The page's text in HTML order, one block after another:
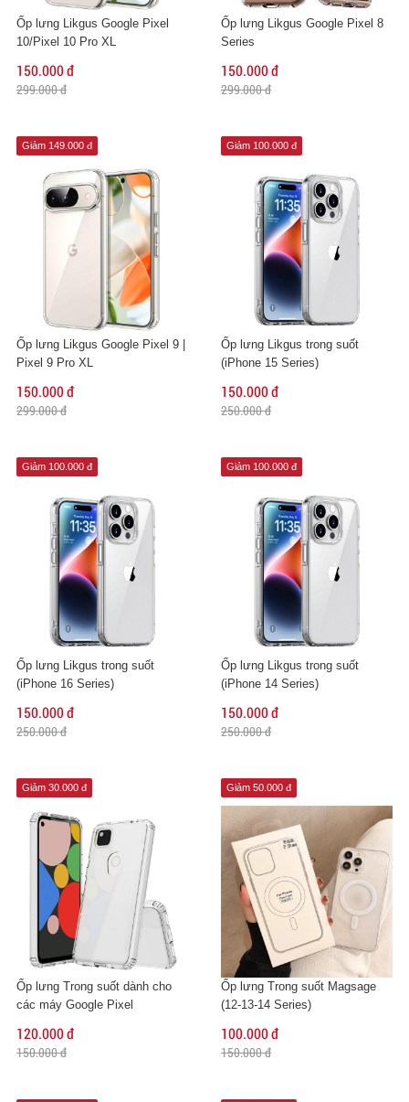
Ốp lưng Likgus Google Pixel
10/Pixel 10 Pro XL
150.000 đ
299.000 đ
Ốp lưng Likgus Google Pixel 8
Series
150.000 đ
299.000 đ
Giảm 149.000 đ
Ốp lưng Likgus Google Pixel 9 |
Pixel 9 Pro XL
150.000 đ
299.000 đ
Giảm 100.000 đ
Ốp lưng Likgus trong suốt
(iPhone 15 Series)
150.000 đ
250.000 đ
Giảm 100.000 đ
Ốp lưng Likgus trong suốt
(iPhone 16 Series)
150.000 đ
250.000 đ
Giảm 100.000 đ
Ốp lưng Likgus trong suốt
(iPhone 14 Series)
150.000 đ
250.000 đ
Giảm 30.000 đ
Ốp lưng Trong suốt dành cho
các máy Google Pixel
120.000 đ
150.000 đ
Giảm 50.000 đ
Ốp lưng Trong suốt Magsage
(12-13-14 Series)
100.000 đ
150.000 đ